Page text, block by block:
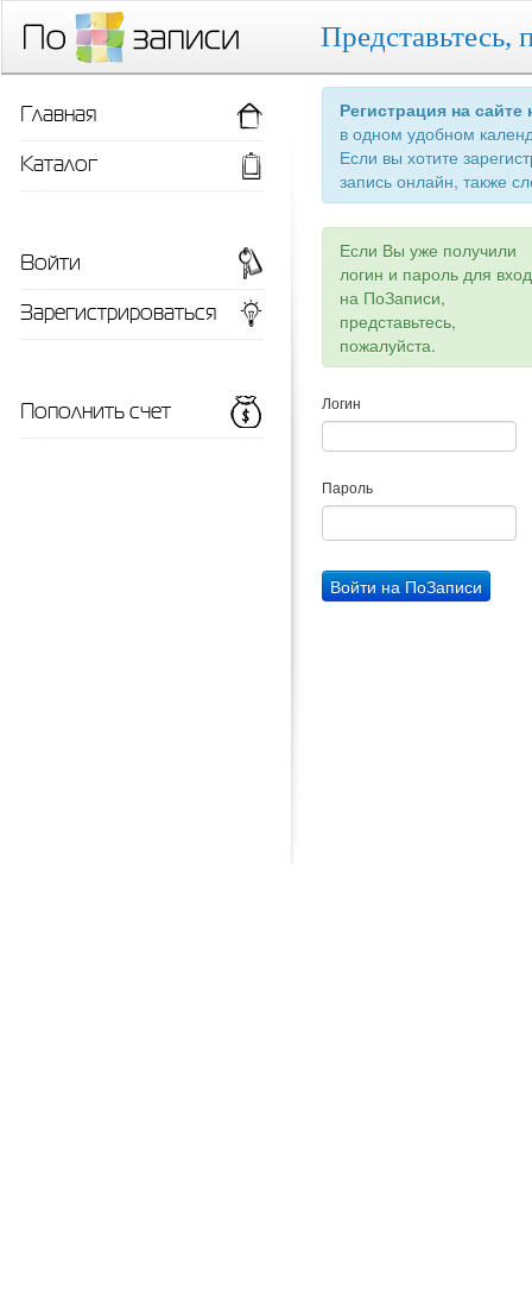
Представьтесь,
Регистрация на
в одном удобном
Если вы хотите
запись онлайн, также
Если Вы уже получили
логин и пароль для
на ПоЗаписи,
представьтесь,
пожалуйста.
Логин
Пароль
Главная
Каталог
Войти
Зарегистрироваться
Пополнить счет